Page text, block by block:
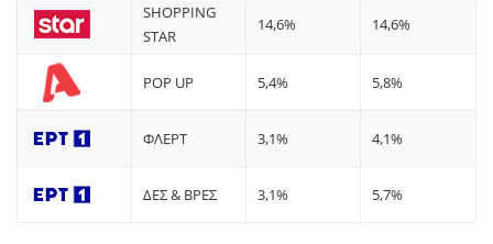
SHOPPING
STAR
14,6% 14,6%
POP UP 5,4% 5,8%
ΦΛΕΡΤ 3,1% 4,1%
ΔΕΣ & ΒΡΕΣ 3,1% 5,7%